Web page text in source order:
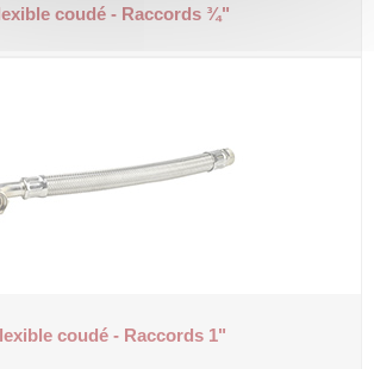
coudé - Raccords ¾"
coudé - Raccords 1"